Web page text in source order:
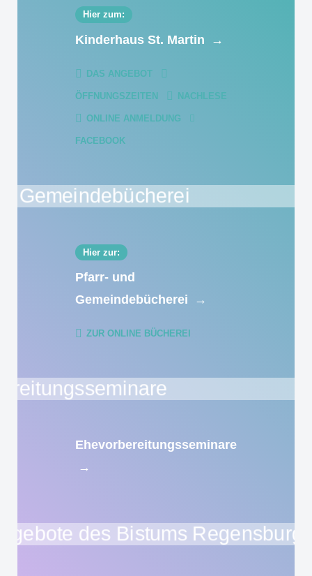
Hier zum:
Kinderhaus St. Martin →
DAS ANGEBOT
ÖFFNUNGSZEITEN NACHLESE
ONLINE ANMELDUNG
FACEBOOK
Hier zur:
Pfarr- und
Gemeindebücherei
→
ZUR ONLINE BÜCHEREI
Ehevorbereitungsseminare
→